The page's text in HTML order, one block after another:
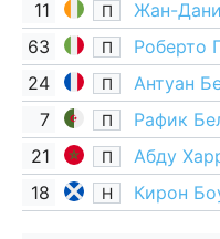
11 П Жан-
63 П Роберто
24 П Антуан
7 П Рафик
21 П Абду
18 Н Кирон